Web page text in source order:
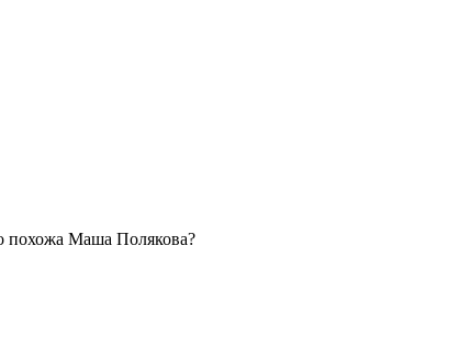
похожа Маша Полякова?